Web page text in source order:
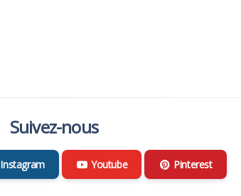
Suivez-nous
Instagram Youtube Pinterest